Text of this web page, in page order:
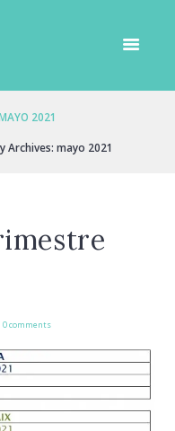
2021
Archives: mayo 2021
0 comments